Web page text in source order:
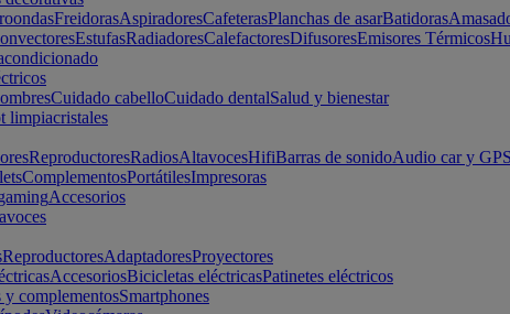
FreidorasAspiradoresCafeterasPlanchas de asarBatidoras
EstufasRadiadoresCalefactoresDifusoresEmisores Térmicos
Cuidado cabelloCuidado dentalSalud y bienestar
limpiacristales
ReproductoresRadiosAltavocesHifiBarras de sonidoAudio car y GPS
ComplementosPortátilesImpresoras
Accesorios
ReproductoresAdaptadoresProyectores
AccesoriosBicicletas eléctricasPatinetes eléctricos
y complementosSmartphones